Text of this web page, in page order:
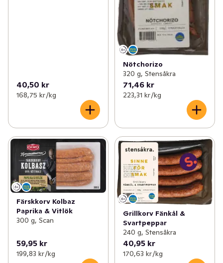
40,50 kr
168,75 kr /kg
Nötchorizo
320 g, Stensåkra
71,46 kr
223,31 kr /kg
Färskkorv Kolbaz
Paprika & Vitlök
300 g, Scan
59,95 kr
199,83 kr /kg
Grillkorv Fänkål &
Svartpeppar
240 g, Stensåkra
40,95 kr
170,63 kr /kg